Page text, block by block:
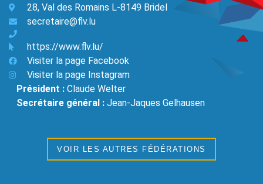
28, Val des Romains L-8149 Bridel
secretaire@flv.lu
https://www.flv.lu/
Visiter la page Facebook
Visiter la page Instagram
Président : Claude Welter
Secrétaire général : Jean-Jaques Gelhausen
VOIR LES AUTRES FÉDÉRATIONS